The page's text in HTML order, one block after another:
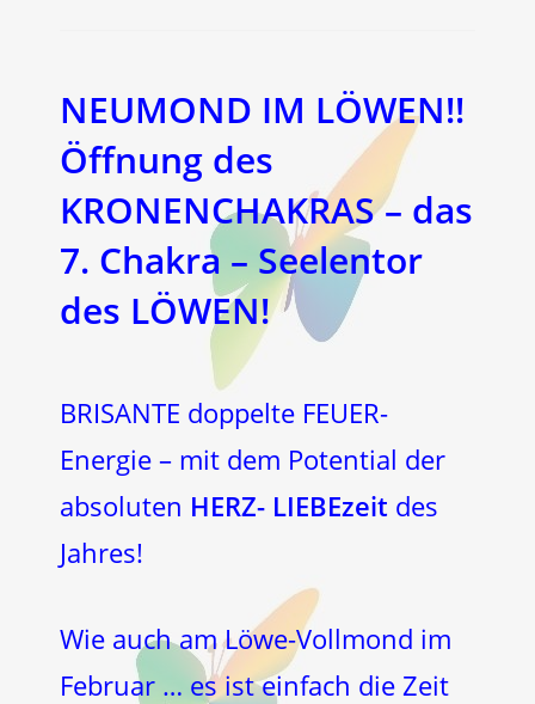
NEUMOND IM LÖWEN!!
Öffnung des
KRONENCHAKRAS – das
7. Chakra – Seelentor
des LÖWEN!
BRISANTE doppelte FEUER-
Energie – mit dem Potential der
absoluten HERZ- LIEBEzeit des
Jahres!
Wie auch am Löwe-Vollmond im
Februar … es ist einfach die Zeit